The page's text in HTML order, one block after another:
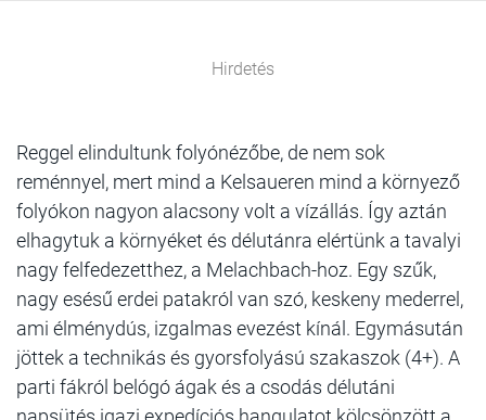
Hirdetés
Reggel elindultunk folyónézőbe, de nem sok
reménnyel, mert mind a Kelsaueren mind a környező
folyókon nagyon alacsony volt a vízállás. Így aztán
elhagytuk a környéket és délutánra elértünk a tavalyi
nagy felfedezetthez, a Melachbach-hoz. Egy szűk,
nagy esésű erdei patakról van szó, keskeny mederrel,
ami élménydús, izgalmas evezést kínál. Egymásután
jöttek a technikás és gyorsfolyású szakaszok (4+). A
parti fákról belógó ágak és a csodás délutáni